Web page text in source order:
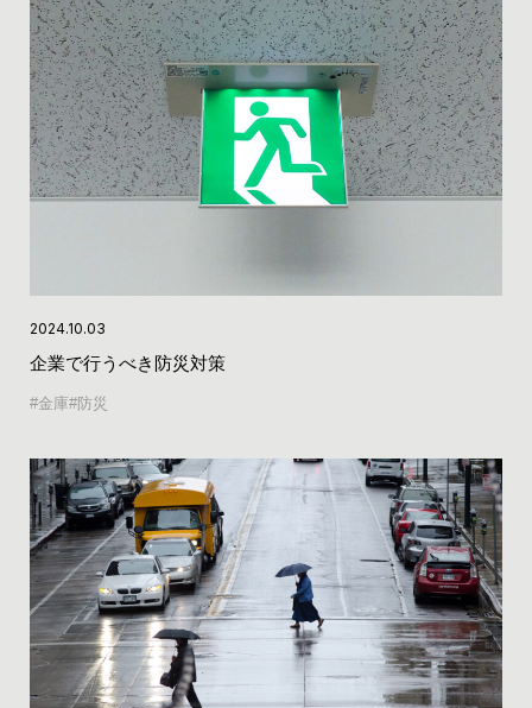
2024.10.03
企業で行うべき防災対策
金庫 防災